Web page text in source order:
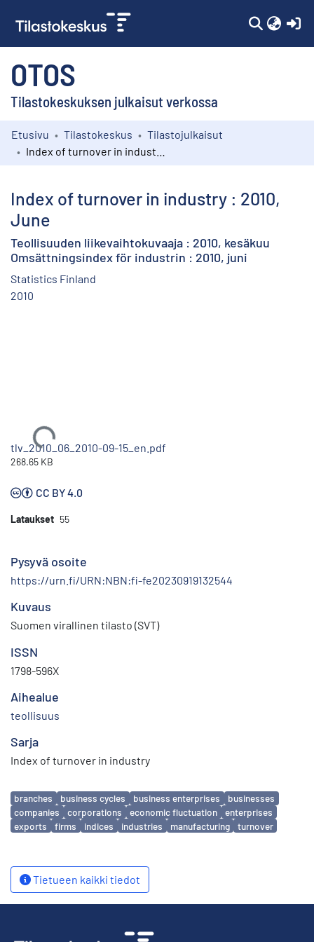
OTOS
Tilastokeskuksen julkaisut verkossa
Kokoelmat
Etusivu Tilastokeskus
Tilastojulkaisut
Index of turnover in industry : 2010,
June
Teollisuuden liikevaihtokuvaaja : 2010, kesäkuu
Omsättningsindex för industrin : 2010, juni
Statistics Finland
2010
Ladataan...
tlv_2010_06_2010-09-15_en.pdf
268.65 KB
CC BY 4.0
Lataukset 55
Pysyvä osoite
https://urn.fi/URN:NBN:fi-fe20230919132544
Kuvaus
Suomen virallinen tilasto (SVT)
ISSN
1798-596X
Aihealue
teollisuus
Sarja
Index of turnover in industry
Avainsanat
branches business cycles business enterprises
businesses
companies
corporations economic fluctuation
enterprises
exports
firms indices industries manufacturing turnover
Tietueen kaikki tiedot